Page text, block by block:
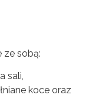
ze sobą:
sali,
koce oraz